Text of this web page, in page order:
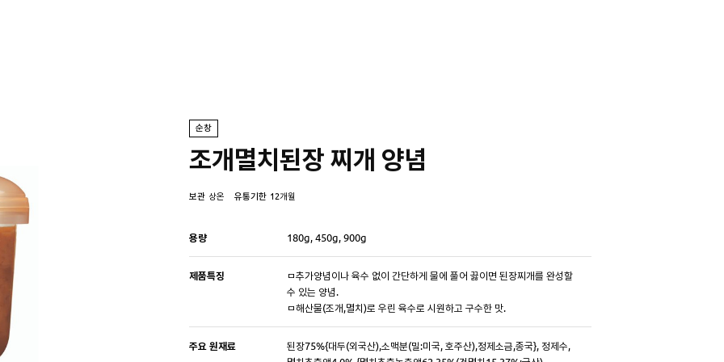
순창
조개멸치된장 찌개 양념
보관 상온 유통기한 12개월
용량 180g, 450g, 900g
제품특징
ㅁ추가양념이나 육수 없이 간단하게 물에 풀어 끓이면 된장찌개를 완성할
수 있는 양념.
ㅁ해산물(조개,멸치)로 우린 육수로 시원하고 구수한 맛.
주요 원재료
된장75%{대두(외국산),소맥분(밀:미국, 호주산),정제소금,종국}, 정제수,